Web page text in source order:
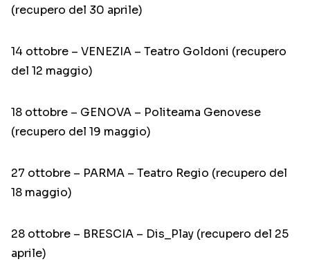
(recupero del 30 aprile)
14 ottobre – VENEZIA – Teatro Goldoni (recupero
del 12 maggio)
18 ottobre – GENOVA – Politeama Genovese
(recupero del 19 maggio)
27 ottobre – PARMA – Teatro Regio (recupero del
18 maggio)
28 ottobre – BRESCIA – Dis_Play (recupero del 25
aprile)